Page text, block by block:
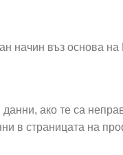
начин въз основа
ако те са
в страницата на